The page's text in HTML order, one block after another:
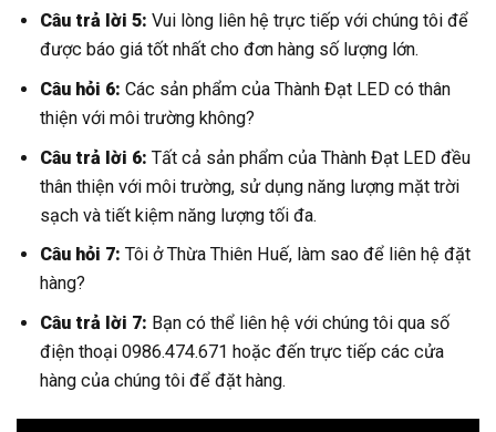
Câu trả lời 5: Vui lòng liên hệ trực tiếp với chúng tôi để
được báo giá tốt nhất cho đơn hàng số lượng lớn.
Câu hỏi 6: Các sản phẩm của Thành Đạt LED có thân
thiện với môi trường không?
Câu trả lời 6: Tất cả sản phẩm của Thành Đạt LED đều
thân thiện với môi trường, sử dụng năng lượng mặt trời
sạch và tiết kiệm năng lượng tối đa.
Câu hỏi 7: Tôi ở Thừa Thiên Huế, làm sao để liên hệ đặt
hàng?
Câu trả lời 7: Bạn có thể liên hệ với chúng tôi qua số
điện thoại 0986.474.671 hoặc đến trực tiếp các cửa
hàng của chúng tôi để đặt hàng.